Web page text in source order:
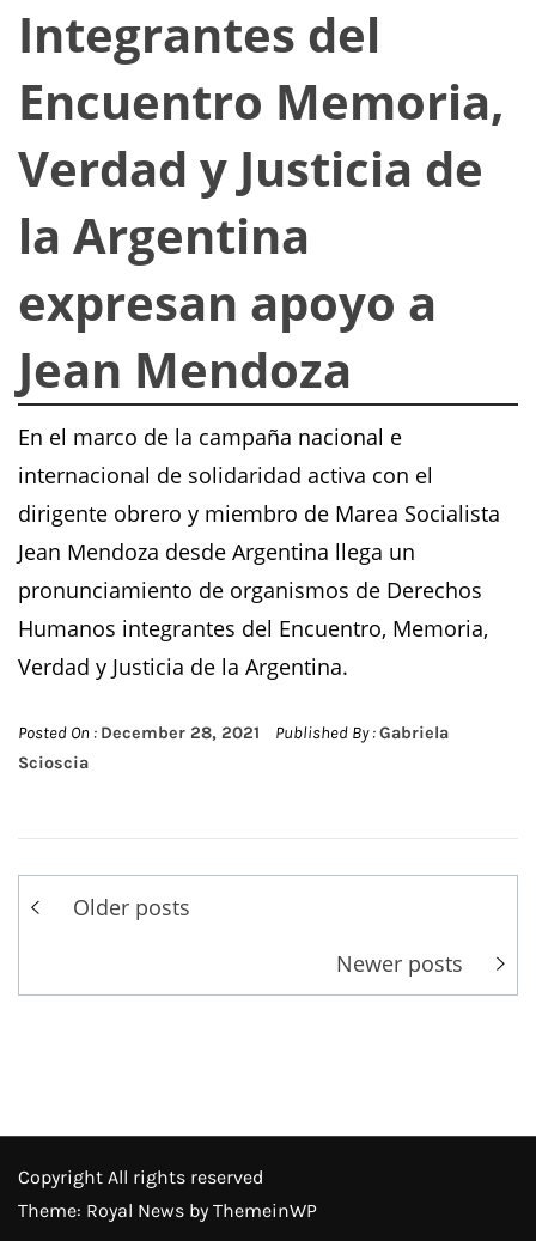
Integrantes del
Encuentro Memoria,
Verdad y Justicia de
la Argentina
expresan apoyo a
Jean Mendoza
En el marco de la campaña nacional e
internacional de solidaridad activa con el
dirigente obrero y miembro de Marea Socialista
Jean Mendoza desde Argentina llega un
pronunciamiento de organismos de Derechos
Humanos integrantes del Encuentro, Memoria,
Verdad y Justicia de la Argentina.
Posted On : December 28, 2021 Published By :Gabriela
Scioscia
Posts
navigation
Older posts
Newer posts
Copyright All rights reserved
Theme: Royal News by ThemeinWP